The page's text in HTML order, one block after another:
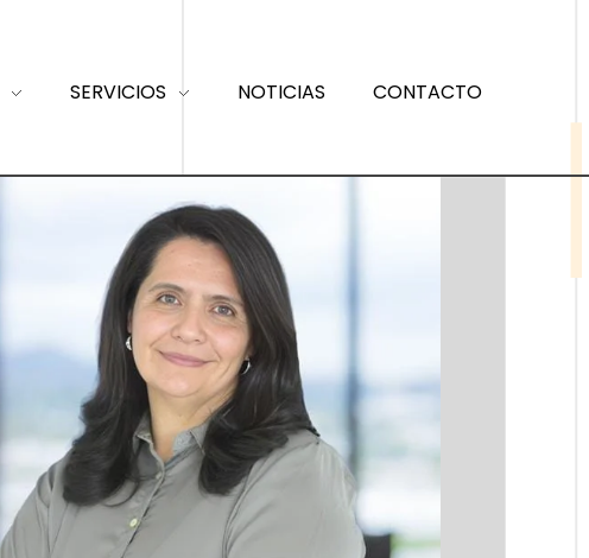
SERVICIOS NOTICIAS CONTACTO